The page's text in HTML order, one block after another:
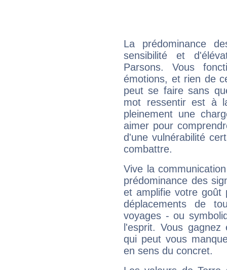
La prédominance
sensibilité et
Parsons. Vous
émotions, et rien de
peut se faire sans
mot ressentir est à
pleinement une
aimer pour
d'une vulnérabilité
combattre.
Vive la
prédominance des
et amplifie votre goût
déplacements de
voyages - ou
l'esprit. Vous
qui peut vous
en sens du concret.